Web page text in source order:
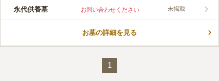
永代供養墓 お問い合わせください 未掲載
お墓の詳細を見る
1